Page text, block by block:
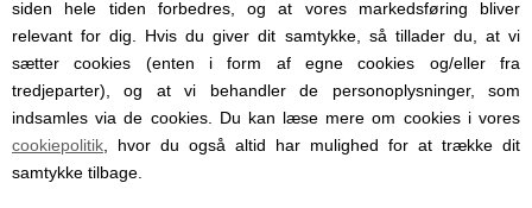
siden hele tiden forbedres, og at vores markedsføring bliver
relevant for dig. Hvis du giver dit samtykke, så tillader du, at vi
sætter cookies (enten i form af egne cookies og/eller fra
tredjeparter), og at vi behandler de personoplysninger, som
indsamles via de cookies. Du kan læse mere om cookies i vores
cookiepolitik , hvor du også altid har mulighed for at trække dit
samtykke tilbage.
Badeslag med navn, Glad Blomst 75 x 75 cm, Nørgaard
Madsen, Hvid